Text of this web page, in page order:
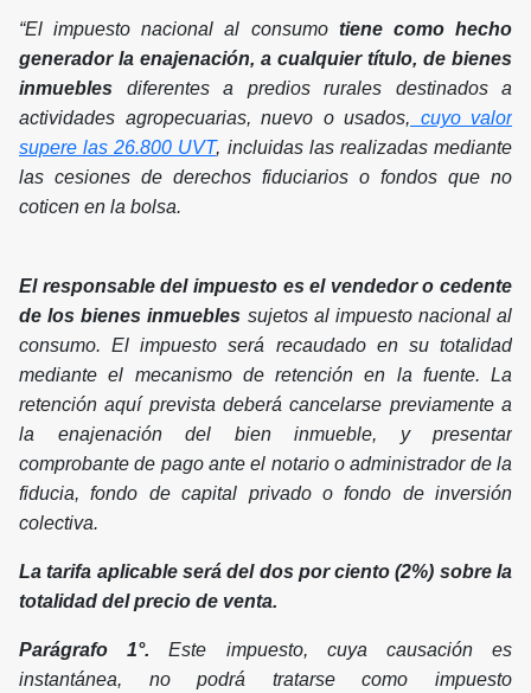
“El impuesto nacional al consumo tiene como hecho
generador la enajenación, a cualquier título, de bienes
inmuebles diferentes a predios rurales destinados a
actividades agropecuarias, nuevo o usados, cuyo valor
supere las 26.800 UVT, incluidas las realizadas mediante
las cesiones de derechos fiduciarios o fondos que no
coticen en la bolsa.
El responsable del impuesto es el vendedor o cedente
de los bienes inmuebles sujetos al impuesto nacional al
consumo. El impuesto será recaudado en su totalidad
mediante el mecanismo de retención en la fuente. La
retención aquí prevista deberá cancelarse previamente a
la enajenación del bien inmueble, y presentar
comprobante de pago ante el notario o administrador de la
fiducia, fondo de capital privado o fondo de inversión
colectiva.
La tarifa aplicable será del dos por ciento (2%) sobre la
totalidad del precio de venta.
Parágrafo 1°. Este impuesto, cuya causación es
instantánea, no podrá tratarse como impuesto